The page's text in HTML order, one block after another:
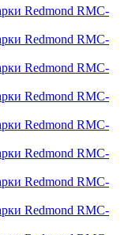
Redmond RMC-
Redmond RMC-
Redmond RMC-
Redmond RMC-
Redmond RMC-
Redmond RMC-
Redmond RMC-
Redmond RMC-